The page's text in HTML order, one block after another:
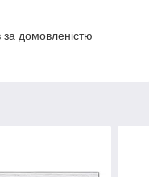
домовленістю